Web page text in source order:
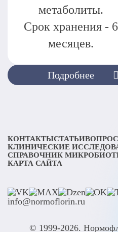
Подробнее
метаболиты.
Срок хранения - 6
месяцев.
КОНТАКТЫСТАТЬИ
КЛИНИЧЕСКИЕ
СПРАВОЧНИК
КАРТА САЙТА
info@normoflorin.ru
© 1999-2026.